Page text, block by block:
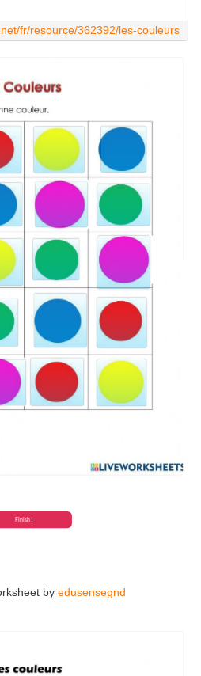
fr/resource/362392/les-couleurs
by edusensegnd